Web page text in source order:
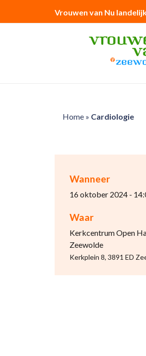
Vrouwen van Nu
Home» Cardiologie
Wanneer
16 oktober 2024 -
Waar
Kerkcentrum Open
Zeewolde
Kerkplein 8, 3891 ED